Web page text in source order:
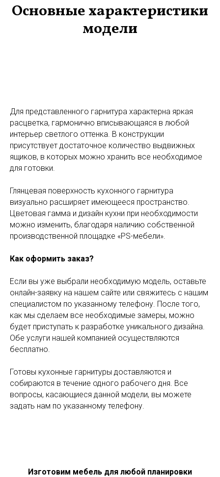
Основные характеристики
модели
Для представленного гарнитура характерна яркая
расцветка, гармонично вписывающаяся в любой
интерьер светлого оттенка. В конструкции
присутствует достаточное количество выдвижных
ящиков, в которых можно хранить все необходимое
для готовки.
Глянцевая поверхность кухонного гарнитура
визуально расширяет имеющееся пространство.
Цветовая гамма и дизайн кухни при необходимости
можно изменить, благодаря наличию собственной
производственной площадке «PS-мебели».
Как оформить заказ?
Если вы уже выбрали необходимую модель, оставьте
онлайн-заявку на нашем сайте или свяжитесь с нашим
специалистом по указанному телефону. После того,
как мы сделаем все необходимые замеры, можно
будет приступать к разработке уникального дизайна.
Обе услуги нашей компанией осуществляются
бесплатно.
Готовы кухонные гарнитуры доставляются и
собираются в течение одного рабочего дня. Все
вопросы, касающиеся данной модели, вы можете
задать нам по указанному телефону.
Изготовим мебель для любой планировки